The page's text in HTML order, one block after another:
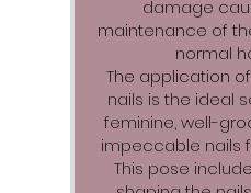
damage
maintenance of
normal
The application
nails is the ideal
feminine, well-
impeccable nails
This pose